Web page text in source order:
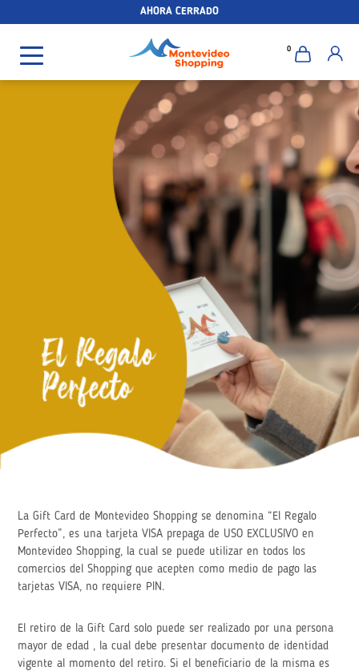
AHORA CERRADO
0
La Gift Card de Montevideo Shopping se denomina “El Regalo
Perfecto”, es una tarjeta VISA prepaga de USO EXCLUSIVO en
Montevideo Shopping, la cual se puede utilizar en todos los
comercios del Shopping que acepten como medio de pago las
tarjetas VISA, no requiere PIN.
El retiro de la Gift Card solo puede ser realizado por una persona
mayor de edad , la cual debe presentar documento de identidad
vigente al momento del retiro. Si el beneficiario de la misma es